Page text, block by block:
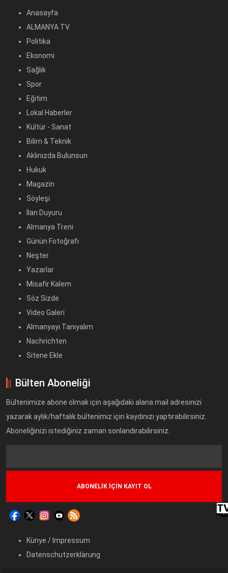
Anasayfa
ALMANYA TV
Politika
Ekonomi
Sağlık
Spor
Eğitim
Lokal Haberler
Kültür - Sanat
Bilim & Teknik
Aklınızda Bulunsun
Hukuk
Magazin
Söyleşi
İlan Duyuru
Almanya Treni
Günün Fotoğrafı
Neşter
Yazarlar
Misafir Kalem
Söz Sizde
Video Galeri
Almanyayı Tanıyalım
Nachrichten
Sitene Ekle
Bülten Aboneliği
Bültenimize abone olmak için aşağıdaki alana mail adresinizi
yazarak aylık/haftalık bültenimiz için kaydınızı yaptırabilirsiniz.
Aboneliğinizi istediğiniz zaman sonlandırabilirsiniz.
Künye / Impressum
Datenschutzerklärung